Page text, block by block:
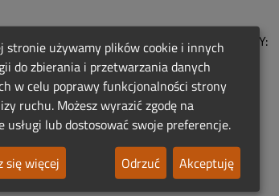
NA WYPOSAŻENIE STANOWISK PRACY:
hydraulicznym
stronie używamy plików cookie i innych
do zbierania i przetwarzania danych
w celu poprawy funkcjonalności strony
ruchu. Możesz wyrazić zgodę na
usługi lub dostosować swoje preferencje.
się więcej
Odrzuć Akceptuję